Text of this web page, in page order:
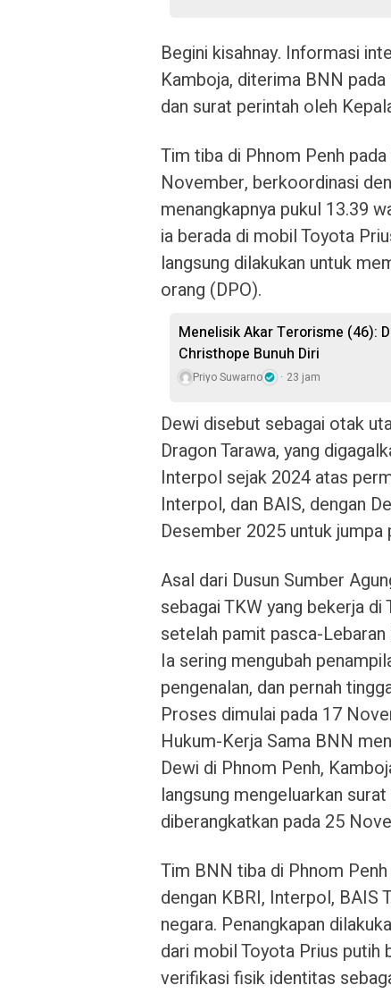
Begini kisahnay. Informasi
Kamboja, diterima BNN
dan surat perintah oleh
Tim tiba di Phnom Penh
November, berkoordinasi
menangkapnya pukul 13.39
ia berada di mobil Toyota
langsung dilakukan untuk
orang (DPO).​​
Menelisik Akar Terorisme (46):
Christhope Bunuh Diri
Priyo Suwarno 23 jam
Dewi disebut sebagai otak
Dragon Tarawa, yang
Interpol sejak 2024 atas
Interpol, dan BAIS, dengan
Desember 2025 untuk jumpa
Asal dari Dusun Sumber
sebagai TKW yang bekerja
setelah pamit pasca-
Ia sering mengubah
pengenalan, dan pernah
Proses dimulai pada 17
Hukum-Kerja Sama BNN
Dewi di Phnom Penh,
langsung mengeluarkan
diberangkatkan pada 25
Tim BNN tiba di Phnom
dengan KBRI, Interpol, BAIS
negara. Penangkapan
dari mobil Toyota Prius putih
verifikasi fisik identitas